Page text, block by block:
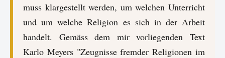
muss klargestellt werden, um welchen Unterricht
und um welche Religion es sich in der Arbeit
handelt. Gemäss dem mir vorliegenden Text
Karlo Meyers "Zeugnisse fremder Religionen im